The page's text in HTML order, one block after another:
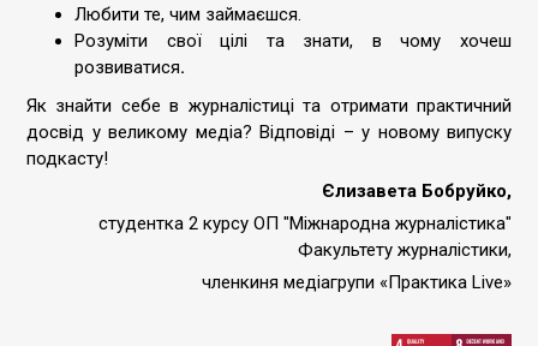
Любити те, чим займаєшся.
Розуміти свої цілі та знати, в чому хочеш
розвиватися.
Як знайти себе в журналістиці та отримати практичний
досвід у великому медіа? Відповіді – у новому випуску
подкасту!
Єлизавета Бобруйко,
студентка 2 курсу ОП "Міжнародна журналістика"
Факультету журналістики,
членкиня медіагрупи «Практика Live»